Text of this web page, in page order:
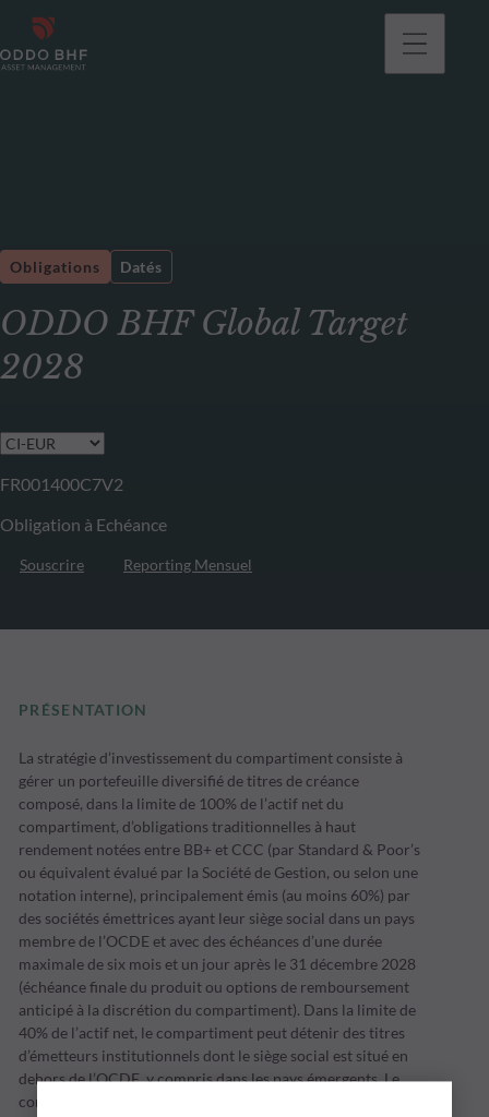
ODDO BHF Global Target
2028
Obligations Datés
FR001400C7V2
Obligation à Echéance
Souscrire Reporting Mensuel
PRÉSENTATION
La stratégie d’investissement du compartiment consiste à
gérer un portefeuille diversifié de titres de créance
composé, dans la limite de 100% de l’actif net du
compartiment, d’obligations traditionnelles à haut
rendement notées entre BB+ et CCC (par Standard & Poor’s
ou équivalent évalué par la Société de Gestion, ou selon une
notation interne), principalement émis (au moins 60%) par
des sociétés émettrices ayant leur siège social dans un pays
membre de l’OCDE et avec des échéances d’une durée
maximale de six mois et un jour après le 31 décembre 2028
(échéance finale du produit ou options de remboursement
anticipé à la discrétion du compartiment). Dans la limite de
40% de l’actif net, le compartiment peut détenir des titres
d’émetteurs institutionnels dont le siège social est situé en
dehors de l’OCDE, y compris dans les pays émergents. Le
compartiment mettra en œuvre sa stratégie